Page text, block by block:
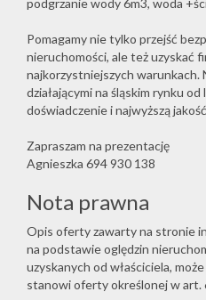
podgrzanie wody 6m3, woda
Pomagamy nie tylko przejść
nieruchomości, ale też uzyskać
najkorzystniejszych warunkach.
działającymi na śląskim rynku
doświadczenie i najwyższą
Zapraszam na prezentację
Agnieszka 694 930 138
Nota prawna
Opis oferty zawarty na stronie
na podstawie oględzin
uzyskanych od właściciela,
stanowi oferty określonej w art.